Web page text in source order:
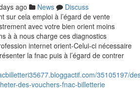
ago News
Discuss
sur cela emploi à l’égard de vente
avec votre bien orient moins
à à nous charge ces diagnostics
internet orient-Celui-ci nécessaire
la fnac puis à l’égard de contrer
35105197/
des-vouchers-fnac-billetterie